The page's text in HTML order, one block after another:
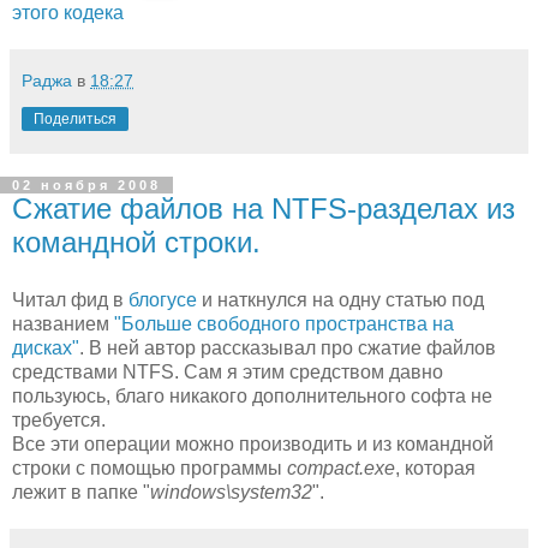
этого кодека
Раджа в 18:27
Поделиться
02 ноября 2008
Сжатие файлов на NTFS-разделах из
командной строки.
Читал фид в блогусе и наткнулся на одну статью под
названием "Больше свободного пространства на
дисках". В ней автор рассказывал про сжатие файлов
средствами NTFS. Сам я этим средством давно
пользуюсь, благо никакого дополнительного софта не
требуется.
Все эти операции можно производить и из командной
строки с помощью программы compact.exe, которая
лежит в папке "windows\system32".